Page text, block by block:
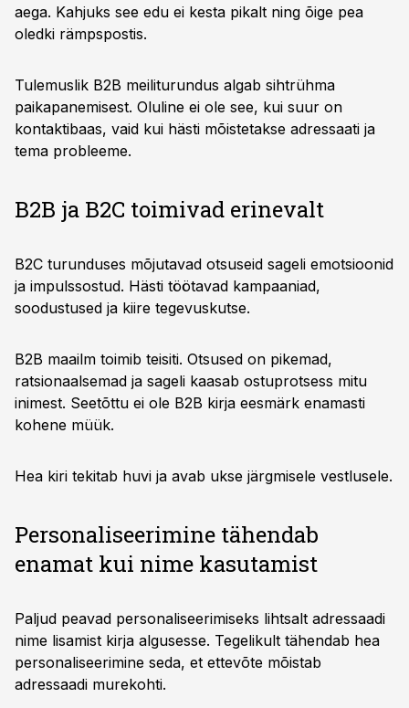
aega. Kahjuks see edu ei kesta pikalt ning õige pea
oledki rämpspostis.
Tulemuslik B2B meiliturundus algab sihtrühma
paikapanemisest. Oluline ei ole see, kui suur on
kontaktibaas, vaid kui hästi mõistetakse adressaati ja
tema probleeme.
B2B ja B2C toimivad erinevalt
B2C turunduses mõjutavad otsuseid sageli emotsioonid
ja impulssostud. Hästi töötavad kampaaniad,
soodustused ja kiire tegevuskutse.
B2B maailm toimib teisiti. Otsused on pikemad,
ratsionaalsemad ja sageli kaasab ostuprotsess mitu
inimest. Seetõttu ei ole B2B kirja eesmärk enamasti
kohene müük.
Hea kiri tekitab huvi ja avab ukse järgmisele vestlusele.
Personaliseerimine tähendab
enamat kui nime kasutamist
Paljud peavad personaliseerimiseks lihtsalt adressaadi
nime lisamist kirja algusesse. Tegelikult tähendab hea
personaliseerimine seda, et ettevõte mõistab
adressaadi murekohti.